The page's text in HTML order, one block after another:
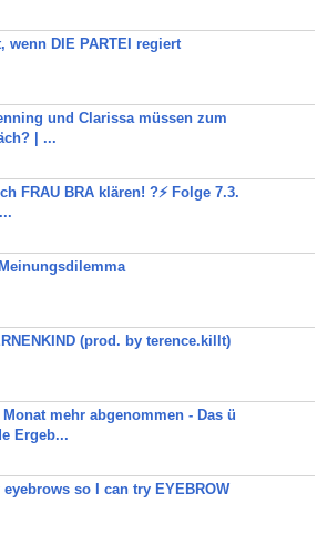
wenn DIE PARTEI regiert
und Clarissa müssen zum
| ...
FRAU BRA klären! ?⚡️ Folge 7.3.
(prod. by terence.killt)
mehr abgenommen - Das ü
Ergeb...
eyebrows so I can try EYEBROW